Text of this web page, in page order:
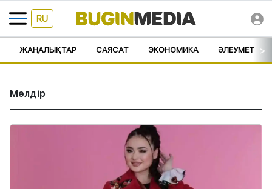
RU
ЖАҢАЛЫҚТАР САЯСАТ ЭКОНОМИКА ӘЛЕУМЕТ >
Мөлдір